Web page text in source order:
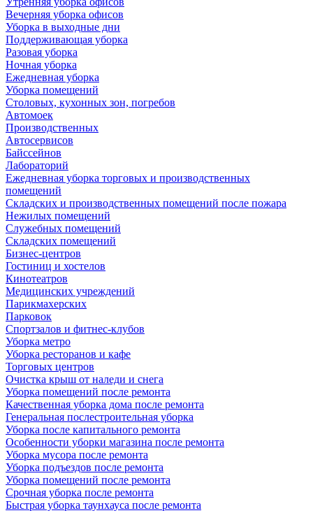
Вечерняя уборка офисов
Уборка в выходные дни
Поддерживающая уборка
Разовая уборка
Ночная уборка
Ежедневная уборка
Уборка помещений
Столовых, кухонных зон, погребов
Автомоек
Производственных
Автосервисов
Байссейнов
Лабораторий
Ежедневная уборка торговых и производственных
помещений
Складских и производственных помещений после пожара
Нежилых помещений
Служебных помещений
Складских помещений
Бизнес-центров
Гостиниц и хостелов
Кинотеатров
Медицинских учреждений
Парикмахерских
Парковок
Спортзалов и фитнес-клубов
Уборка метро
Уборка ресторанов и кафе
Торговых центров
Очистка крыш от наледи и снега
Уборка помещений после ремонта
Качественная уборка дома после ремонта
Генеральная послестроительная уборка
Уборка после капитального ремонта
Особенности уборки магазина после ремонта
Уборка мусора после ремонта
Уборка подъездов после ремонта
Уборка помещений после ремонта
Срочная уборка после ремонта
Быстрая уборка таунхауса после ремонта